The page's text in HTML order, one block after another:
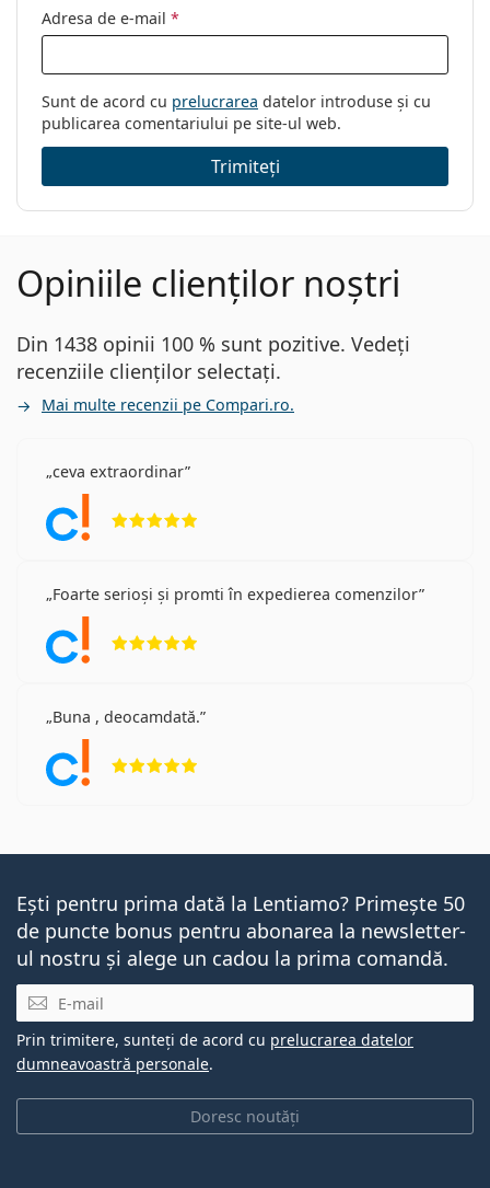
Adresa de e-mail *
Sunt de acord cu prelucrarea datelor introduse și cu
publicarea comentariului pe site-ul web.
Trimiteți
Opiniile clienților noștri
Din 1438 opinii 100 % sunt pozitive. Vedeți
recenziile clienților selectați.
Mai multe recenzii pe Compari.ro.
ceva extraordinar
Foarte serioși și promti în expedierea comenzilor
Buna , deocamdată.
Ești pentru prima dată la Lentiamo? Primește 50
de puncte bonus pentru abonarea la newsletter-
ul nostru și alege un cadou la prima comandă.
E-mail
Doresc noutăți
Prin trimitere, sunteți de acord cu prelucrarea datelor
dumneavoastră personale.